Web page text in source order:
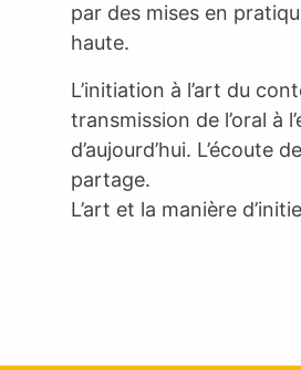
par des mises en
haute.
L’initiation à l’art du
transmission de l’oral à
d’aujourd’hui.
partage.
L’art et la manière